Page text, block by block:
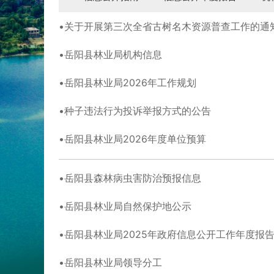
关于开展第三次全省古树名木资源普查工作的通
岳阳县林业局机构信息
岳阳县林业局2026年工作规划
种子违法行为投诉举报方式的公告
岳阳县林业局2026年度单位预算
岳阳县森林病虫害防治预报信息
岳阳县林业局自然保护地公示
岳阳县林业局2025年政府信息公开工作年度报告
岳阳县林业局领导分工